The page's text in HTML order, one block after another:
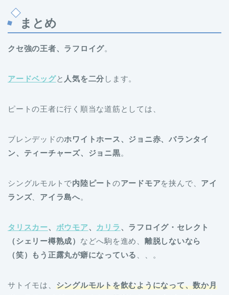
まとめ
クセ強の王者、ラフロイグ。
アードベッグと 人気を二分 します。
ピートの王者に行く順当な道筋としては、
ブレンデッドのホワイトホース、ジョニ赤、バランタイ
ン、 ティーチャーズ、 ジョニ黒。
シングルモルトで内陸ピート のアードモアを挟んで、 アイ
ランズ、 アイラ島へ。
タリスカー、 ボウモア、 カリラ 、ラフロイグ・セレクト
（シェリー樽熟成） などへ駒を進め、 離脱しないなら
（笑）もう正露丸が癖になっている
、、。
サトイモは、 シングルモルトを飲むようになって、数か月